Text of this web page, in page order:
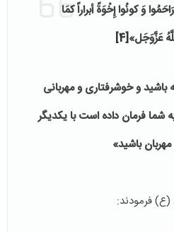
وَ کونُوا إِخْوَةً أبراراً کمَا
عَزَّوَجَل»[4]
و خوشرفتاری و مهربانی
شما فرمان داده است با یکدیگر
مهربان باشید»
فرمودند: